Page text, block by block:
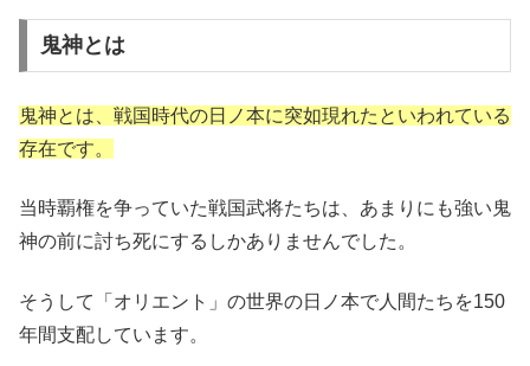
鬼神とは
鬼神とは、戦国時代の日ノ本に突如現れたといわれている
存在です。
当時覇権を争っていた戦国武将たちは、あまりにも強い鬼
神の前に討ち死にするしかありませんでした。
そうして「オリエント」の世界の日ノ本で人間たちを150
年間支配しています。